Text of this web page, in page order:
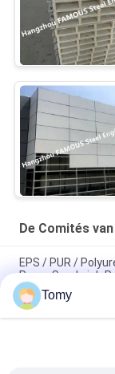
De Comités
EPS / PUR /
Room Sandwich
Branddichte
sandwich
De grafische
Tomy